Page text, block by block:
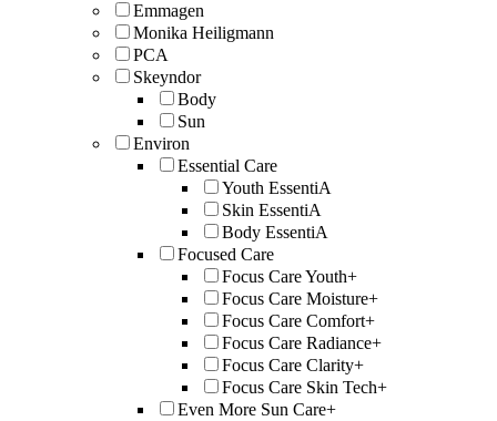
Emmagen
Monika Heiligmann
PCA
Skeyndor
Body
Sun
Environ
Essential Care
Youth EssentiA
Skin EssentiA
Body EssentiA
Focused Care
Focus Care Youth+
Focus Care Moisture+
Focus Care Comfort+
Focus Care Radiance+
Focus Care Clarity+
Focus Care Skin Tech+
Even More Sun Care+